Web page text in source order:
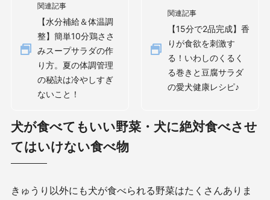
関連記事
【水分補給＆体温調
整】簡単10分鶏ささ
みスープサラダの作
り方。夏の体調管理
の秘訣は冷やしすぎ
ないこと！
関連記事
【15分で2品完成】香
りが食欲を刺激す
る！いわしのくるく
る巻きと豆腐サラダ
の愛犬健康レシピ♪
犬が食べてもいい野菜・犬に絶対食べさせ
てはいけない食べ物
きゅうり以外にも犬が食べられる野菜はたくさんありま